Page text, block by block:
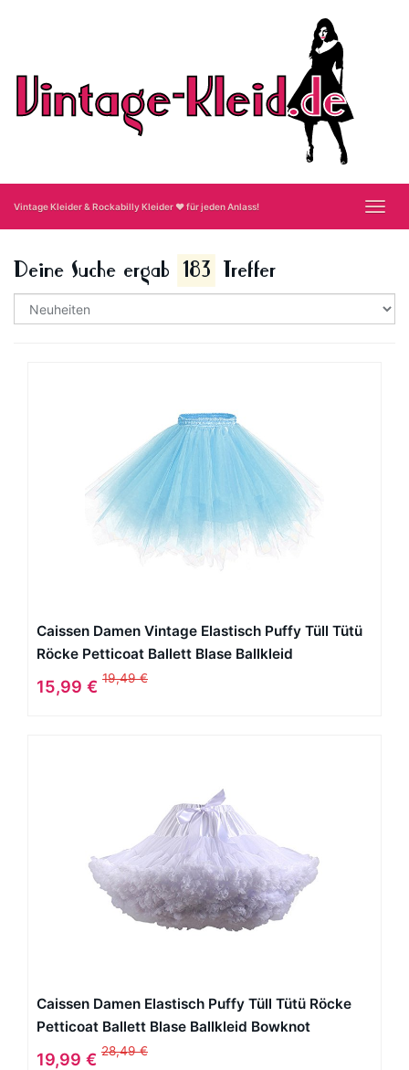
Vintage Kleider & Rockabilly Kleider ❤ für jeden Anlass!
Deine Suche ergab 183 Treffer
Caissen Damen Vintage Elastisch Puffy Tüll Tütü
Röcke Petticoat Ballett Blase Ballkleid
Mehrfarbengroß Unterröcke Hellblau
15,99 € 19,49 €
Caissen Damen Elastisch Puffy Tüll Tütü Röcke
Petticoat Ballett Blase Ballkleid Bowknot
Mehrfarbengroß Tanzrock Weiß
19,99 € 28,49 €